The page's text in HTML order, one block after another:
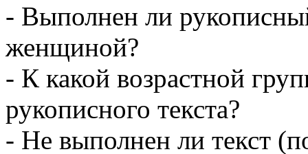
- Выполнен ли
женщиной?
- К какой возрастной
рукописного текста?
- Не выполнен ли текст